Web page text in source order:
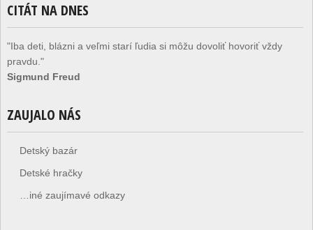
CITÁT NA DNES
"Iba deti, blázni a veľmi starí ľudia si môžu dovoliť hovoriť vždy
pravdu."
Sigmund Freud
ZAUJALO NÁS
Detský bazár
Detské hračky
…iné zaujímavé odkazy